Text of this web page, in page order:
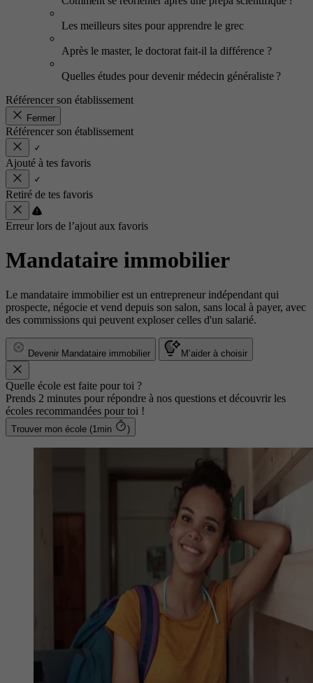
Les meilleurs sites pour apprendre le grec
Après le master, le doctorat fait-il la différence ?
Quelles études pour devenir médecin généraliste ?
Référencer son établissement
Fermer
Référencer son établissement
Ajouté à tes favoris
Retiré de tes favoris
Erreur lors de l’ajout aux favoris
Mandataire immobilier
Le mandataire immobilier est un entrepreneur indépendant qui
prospecte, négocie et vend depuis son salon, sans local à payer, avec
des commissions qui peuvent exploser celles d'un salarié.
Devenir Mandataire immobilier M’aider à choisir
Quelle école est faite pour toi ?
Prends 2 minutes pour répondre à nos questions et découvrir les
écoles recommandées pour toi !
Trouver mon école (1min )